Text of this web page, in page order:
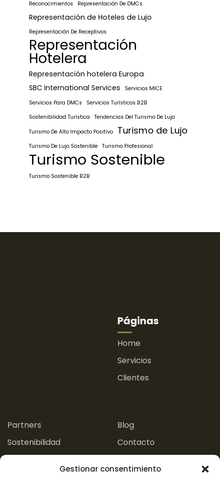
Gestionar consentimiento
Reconocimientos
Representación De DMCs
Representación de Hoteles de Lujo
Representación De Receptivos
Representación
Hotelera
Representación hotelera Europa
SBC International Services
Servicios MICE
Servicios Para DMCs
Servicios Turísticos B2B
Sostenibilidad Turística
Tendencias Del Turismo De Lujo
Turismo De Alto Impacto Positivo
Turismo de Lujo
Turismo De Lujo Sostenible Turismo Profesional
Turismo Sostenible
Turismo Sostenible B2B
Páginas
Home
Servicios
Clientes
Partners
Sostenibilidad
Blog
Contacto